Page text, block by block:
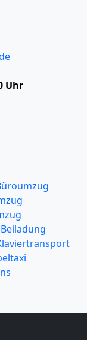
Uhr
Beiladung